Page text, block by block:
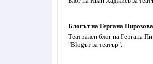
Блогът на Гергана Пирозова
Театрален блог на Гергана
"Blogът за театър".